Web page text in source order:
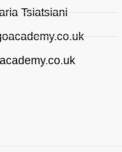
Tsiatsiani